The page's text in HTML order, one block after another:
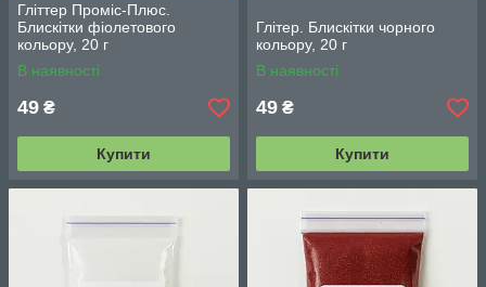
Гліттер Проміс-Плюс.
Блискітки фіолетового
кольору, 20 г
В наявності
49 ₴
Купити
Глітер. Блискітки чорного
кольору, 20 г
В наявності
49 ₴
Купити